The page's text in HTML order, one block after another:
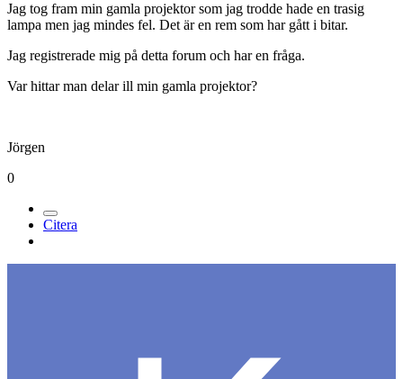
Jag tog fram min gamla projektor som jag trodde hade en trasig
lampa men jag mindes fel. Det är en rem som har gått i bitar.
Jag registrerade mig på detta forum och har en fråga.
Var hittar man delar ill min gamla projektor?
Jörgen
0
Citera